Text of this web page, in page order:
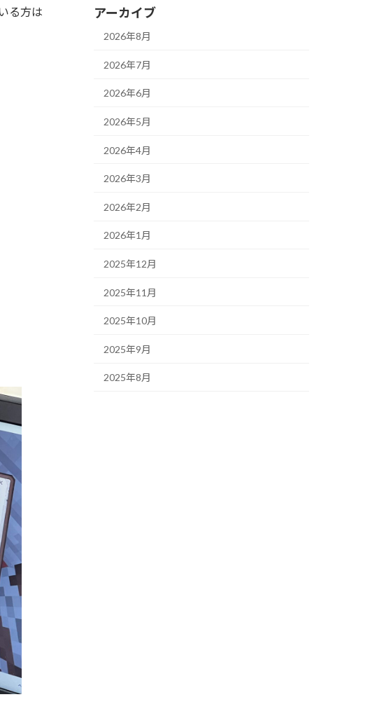
る方は
アーカイブ
2026年8月
2026年7月
2026年6月
2026年5月
2026年4月
2026年3月
2026年2月
2026年1月
2025年12月
2025年11月
2025年10月
2025年9月
2025年8月